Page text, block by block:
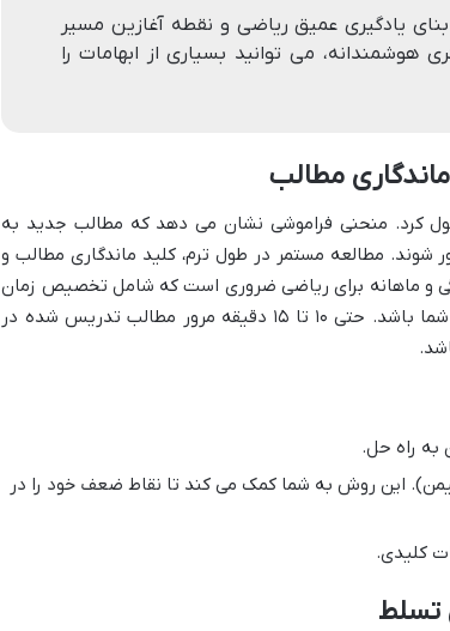
یادگیری عمیق ریاضی و نقطه آغازین مسیر
هوشمندانه، می توانید بسیاری از ابهامات را
مطالب
کرد. منحنی فراموشی نشان می دهد که مطالب جدید به
مطالعه مستمر در طول ترم، کلید ماندگاری مطالب و
و ماهانه برای ریاضی ضروری است که شامل تخصیص زمان
مشخص برای این درس در برنامه درسی روزانه یا هفتگی شما باشد. حتی ۱۰ تا ۱۵ دقیقه مرور مطالب تدریس شده در
به راه حل.
این روش به شما کمک می کند تا نقاط ضعف خود را در
کلیدی.
تسلط